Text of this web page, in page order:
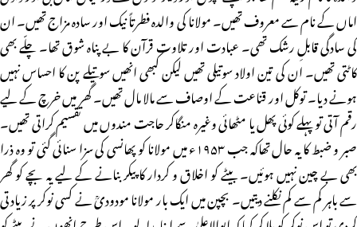
اماں کے نام سے معروف تھیں۔ مولانا کی والدہ فطرتاً نیک اور سادہ مزاج تھیں۔ ان
کی سادگی قابلِ رشک تھی۔ عبادت اور تلاوت قرآن کا بے پناہ شوق تھا۔ چلّے بھی
کاٹتی تھیں۔ ان کی تین اولاد سوتیلی تھیں لیکن کبھی انھیں سوتیلے پن کا احساس نہیں
ہونے دیا۔ توکل اور قناعت کے اوصاف سے مالا مال تھیں۔ گھر میں خرچ کے لیے
رقم آتی تو پہلے کوئی پھل یا مٹھائی وغیرہ منگاکر حاجت مندوں میں تقسیم کراتی تھیں۔
صبر و ضبط کا یہ حال تھاکہ جب ۱۹۵۳ء میں مولانا کو پھانسی کی سزا سنائی گئی تو وہ ذرا
بھی بے چین نہیں ہوئیں۔ بیٹے کو اخلاق و کردار کا پیکر بنانے کے لیے یہ بچے کو گھر
سے باہر کم سے کم نکلنے دیتیں۔ بچپن میں ایک بار مولانا مودودیؒ نے کسی نوکر پر زیادتی